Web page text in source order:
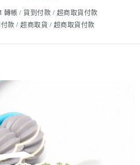
轉帳 / 貨到付款 / 超商取貨付款
款 / 超商取貨 / 超商取貨付款